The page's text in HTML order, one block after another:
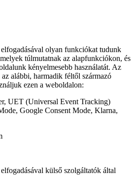
olyan funkciókat tudunk
túlmutatnak az alapfunkciókon, és
kényelmesebb használatát. Az
alábbi, harmadik féltől származó
ezen a weboldalon:
UET (Universal Event Tracking)
Google Consent Mode, Klarna,
külső szolgáltatók által